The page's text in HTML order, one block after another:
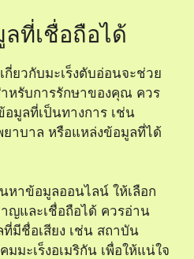
ที่เชื่อถือได้
ยวกับมะเร็งตับอ่อนจะช่วย
หรับการรักษาของคุณ ควร
มูลที่เป็นทางการ เช่น
าบาล หรือแหล่งข้อมูลที่ได้
หาข้อมูลออนไลน์ ให้เลือก
ญและเชื่อถือได้ ควรอ่าน
มีชื่อเสียง เช่น สถาบัน
มะเร็งอเมริกัน เพื่อให้แน่ใจ